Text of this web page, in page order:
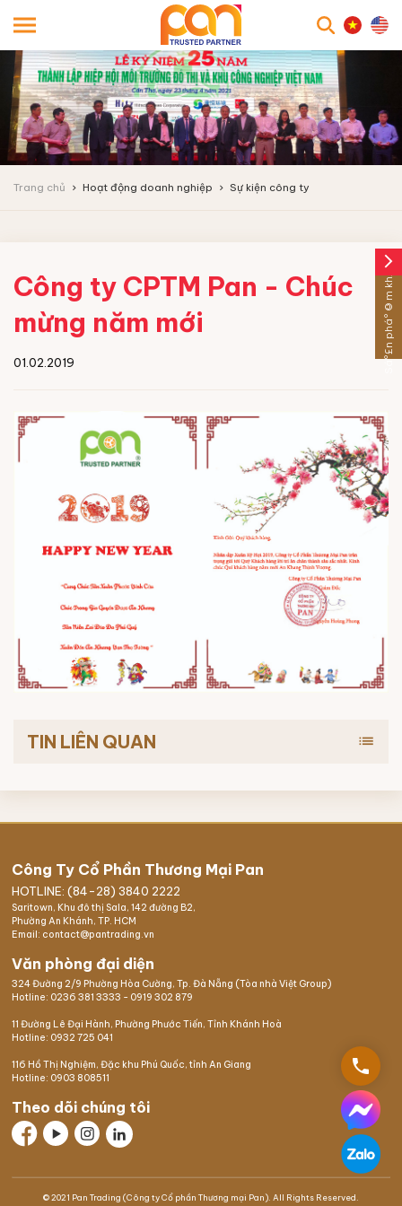
Trang chủ Hoạt động doanh nghiệp Sự kiện công ty
Công ty CPTM Pan - Chúc
mừng năm mới
01.02.2019
TIN LIÊN QUAN list
Công Ty Cổ Phần Thương Mại Pan
HOTLINE: (84-28) 3840 2222
Saritown, Khu đô thị Sala, 142 đường B2,
Phường An Khánh, TP. HCM
Email: contact@pantrading.vn
Văn phòng đại diện
324 Đường 2/9 Phường Hòa Cường, Tp. Đà Nẵng (Tòa nhà Việt Group)
Hotline: 0236 381 3333 - 0919 302 879
11 Đường Lê Đại Hành, Phường Phước Tiến, Tỉnh Khánh Hoà
Hotline: 0932 725 041
116 Hồ Thị Nghiệm, Đặc khu Phú Quốc, tỉnh An Giang
Hotline: 0903 808511
Theo dõi chúng tôi
© 2021 Pan Trading (Công ty Cổ phần Thương mại Pan). All Rights Reserved.
arrow_forward_ios
Sáº£n pháº©m khÃ¡c
phone